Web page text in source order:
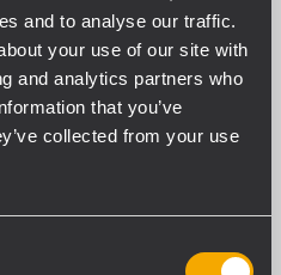
and to analyse our traffic.
your use of our site with
and analytics partners who
that you’ve
collected from your use
impugnature
inserto per palo
laterale consente
La
a polvere integra
dalle infiltrazioni